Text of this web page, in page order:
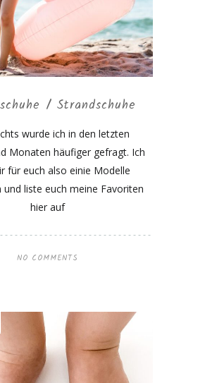
/ Strandschuhe
wurde ich in den letzten
Monaten häufiger gefragt. Ich
für euch also einie Modelle
und liste euch meine Favoriten
hier auf
NO COMMENTS